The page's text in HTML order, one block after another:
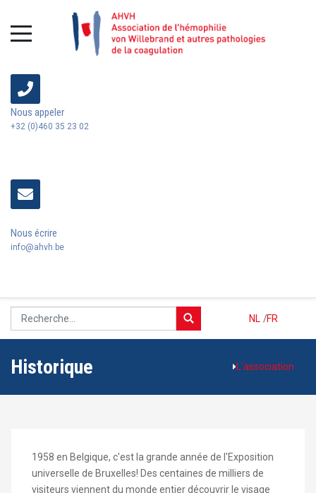
Nous appeler
+32 (0)460 35 23 02
Nous écrire
info@ahvh.be
NL FR
/
Historique L'association
1958 en Belgique, c'est la grande année de l'Exposition
universelle de Bruxelles! Des centaines de milliers de
visiteurs viennent du monde entier découvrir le visage